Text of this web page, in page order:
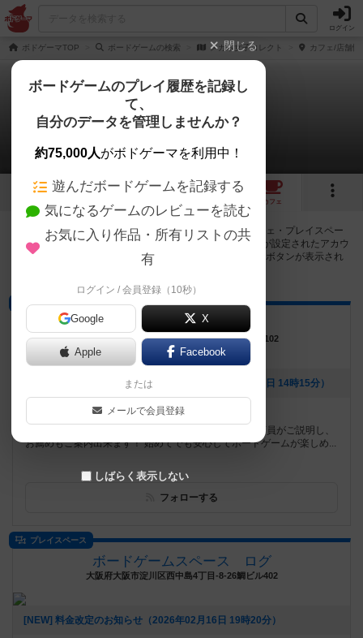
ログイン
ボドゲーマTOP ボードゲームの検索 メガネ女子コレクト カフェ/店舗情
メガネ女子コレクト
6店のカフェ/スペースが提供中
2 2
カフェ
メガネ女子コレクトで遊ぶことができるボードゲームカフェ・プレイスペー
スが6店登録されています。公開プロフィールの都道府県が設定されたアカウ
ントでログインすると、同じ都道府県内の店舗に絞り込むボタンが表示され
ボードゲームカフェ
Brett
東京都小金井市本町3-8-10 グランコートB1F102
[NEW] お得な料金プランの新設です！（2026年07月28日 14時15分）
遊べるボードゲーム
921個
武蔵小金井駅より徒歩7分！ ルールが分からなくても店員がご説明し、
お薦めもご案内出来ます！ 始めてでも安心してボードゲームが楽しめ...
フォローする
プレイスペース
ボードゲームスペース ログ
大阪府大阪市淀川区西中島4丁目-8-26鯛ビル402
[NEW] 料金改定のお知らせ（2026年02月16日 19時20分）
閉じる
ボードゲームのプレイ履歴を記録し
て、
自分のデータを管理しませんか？
約75,000人がボドゲーマを利用中！
遊んだボードゲームを記録する
気になるゲームのレビューを読む
お気に入り作品・所有リストの共
有
ログイン / 会員登録（10秒）
Google X
Apple Facebook
または
メールで会員登録
しばらく表示しない